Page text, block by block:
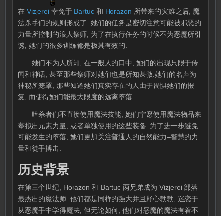
在Vizjerei 幸免于 Bartuc 和 Horazon 所带来的灾难之后, 魔
法杀手们的规则形成了. 她们的任务是密切注意可能被邪恶的
力量所控制的浪人祭师, 为了在执行任务的时候不为恶魔所引
诱, 她们的很多训练都是极其有效的.
她们不为人所知, 在一般人的口中, 她们的出现只限于传
闻和神话, 甚至那些祭师对她们也是所知甚微.她们的名声为
神秘所笼罩, 那些知道她们真实存在的人由于畏惧她们的报
复, 而使得她们能最大限度的远离堕落.
暗杀者们不直接使用魔法技能, 她们宁愿使用魔法物品来
摹拟出元素力量, 或者单独使用的这些装备. 为了进一步避免
可能发生的堕落, 她们更加关注普通人的自然能力–智慧的力
量和徒手搏击.
历史背景
在第三个世纪, Horazon 和 Bartuc 两兄弟成为 Vizjerei 部落
最杰出的魔法师. 他们都是同样的强大并且野心勃勃, 迷恋于
从恶魔手中学得魔法, 但无论如何, 他们对恶魔的魔法有着不